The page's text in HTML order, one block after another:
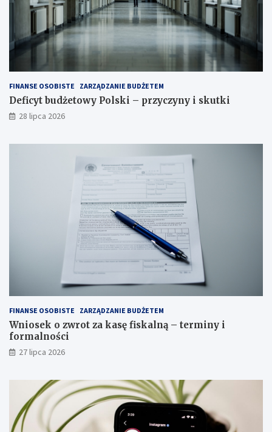
FINANSE OSOBISTE ZARZĄDZANIE BUDŻETEM
Deficyt budżetowy Polski – przyczyny i skutki
28 lipca 2026
FINANSE OSOBISTE ZARZĄDZANIE BUDŻETEM
Wniosek o zwrot za kasę fiskalną – terminy i
formalności
27 lipca 2026